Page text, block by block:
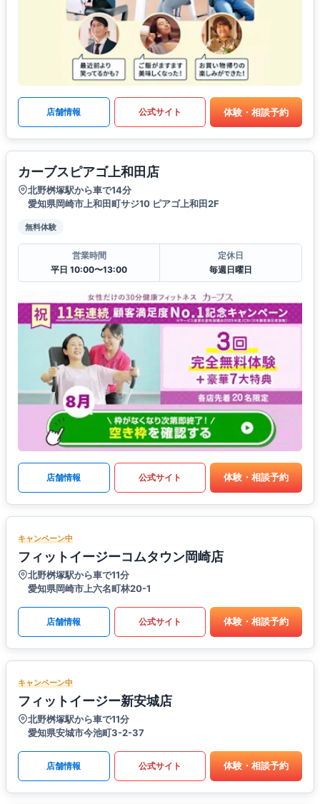
店舗情報 公式サイト 体験・相談予約
カーブスピアゴ上和田店
北野桝塚駅から車で14分
愛知県岡崎市上和田町サジ10 ピアゴ上和田2F
無料体験
営業時間
平日 10:00〜13:00
定休日
毎週日曜日
店舗情報 公式サイト 体験・相談予約
キャンペーン中
フィットイージーコムタウン岡崎店
北野桝塚駅から車で11分
愛知県岡崎市上六名町林20-1
店舗情報 公式サイト 体験・相談予約
キャンペーン中
フィットイージー新安城店
北野桝塚駅から車で11分
愛知県安城市今池町3-2-37
店舗情報 公式サイト 体験・相談予約